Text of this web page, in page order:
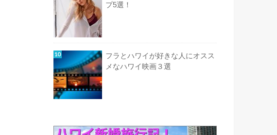
プ5選！
フラとハワイが好きな人にオスス
メなハワイ映画３選